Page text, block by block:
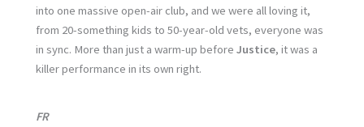
into one massive open-air club, and we were all loving it,
from 20-something kids to 50-year-old vets, everyone was
in sync. More than just a warm-up beforeJustice, it was a
killer performance in its own right.
FR